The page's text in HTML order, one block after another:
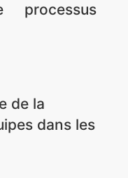
processus
de la
dans les